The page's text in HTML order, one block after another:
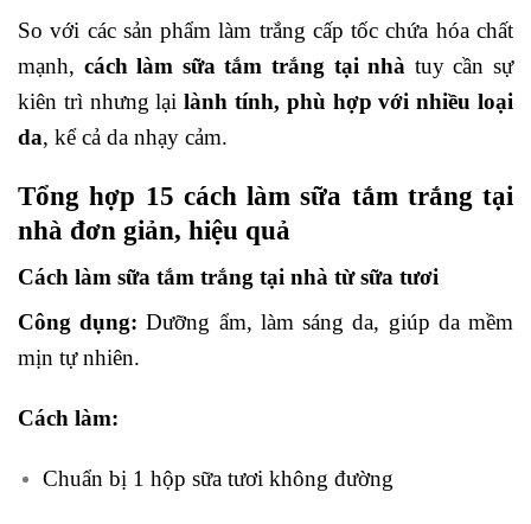
So với các sản phẩm làm trắng cấp tốc chứa hóa chất
mạnh, cách làm sữa tắm trắng tại nhà tuy cần sự
kiên trì nhưng lạilành tính, phù hợp với nhiều loại
da, kể cả da nhạy cảm.
Tổng hợp 15 cách làm sữa tắm trắng tại
nhà đơn giản, hiệu quả
Cách làm sữa tắm trắng tại nhà từ sữa tươi
Công dụng: Dưỡng ẩm, làm sáng da, giúp da mềm
mịn tự nhiên.
Cách làm:
Chuẩn bị 1 hộp sữa tươi không đường